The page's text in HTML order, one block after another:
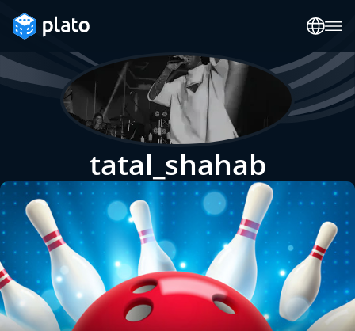
tatal_shahab